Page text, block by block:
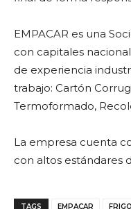
EMPACAR es una
con capitales
de experiencia
trabajo: Cartón
Termoformado,
La empresa cuenta
con altos estándares
TAGS EMPACAR